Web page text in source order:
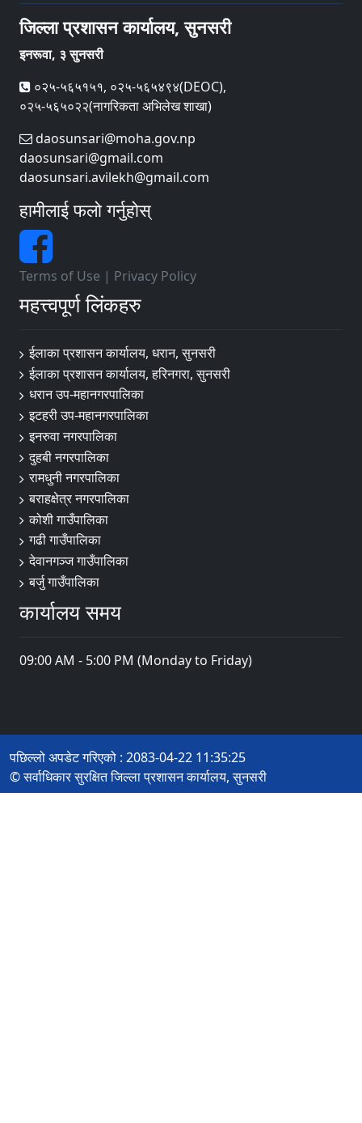
जिल्ला प्रशासन कार्यालय, सुनसरी
इनरूवा, ३ सुनसरी
०२५-५६५१५१, ०२५-५६५४९४(DEOC),
०२५-५६५०२२(नागरिकता अभिलेख शाखा)
daosunsari@moha.gov.np
daosunsari@gmail.com
daosunsari.avilekh@gmail.com
हामीलाई फलो गर्नुहोस्
Terms of Use | Privacy Policy
महत्त्वपूर्ण लिंकहरु
ईलाका प्रशासन कार्यालय, धरान, सुनसरी
ईलाका प्रशासन कार्यालय, हरिनगरा, सुनसरी
धरान उप-महानगरपालिका
इटहरी उप-महानगरपालिका
इनरुवा नगरपालिका
दुहबी नगरपालिका
रामधुनी नगरपालिका
बराहक्षेत्र नगरपालिका
कोशी गाउँपालिका
गढी गाउँपालिका
देवानगञ्ज गाउँपालिका
बर्जु गाउँपालिका
कार्यालय समय
09:00 AM - 5:00 PM (Monday to Friday)
पछिल्लो अपडेट गरिएको : 2083-04-22 11:35:25
© सर्वाधिकार सुरक्षित जिल्ला प्रशासन कार्यालय, सुनसरी